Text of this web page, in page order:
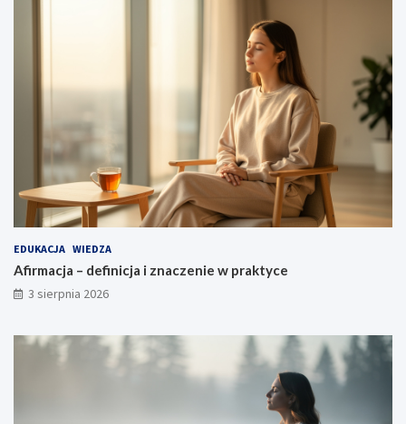
EDUKACJA WIEDZA
Afirmacja – definicja i znaczenie w praktyce
3 sierpnia 2026